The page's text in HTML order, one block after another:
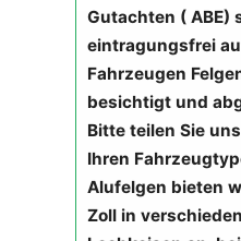
Gutachten ( ABE)
eintragungsfrei
Fahrzeugen
besichtigt und
Bitte teilen Sie
Ihren
Alufelgen bieten
Zoll in